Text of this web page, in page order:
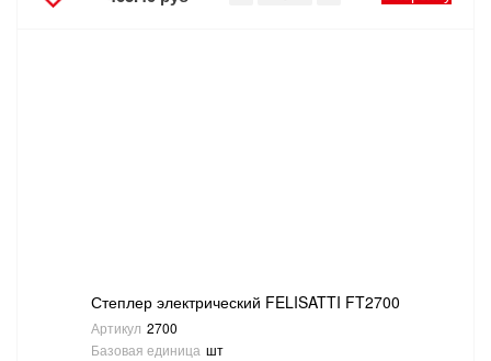
Степлер электрический FELISATTI FT2700
Артикул 2700
Базовая единица шт